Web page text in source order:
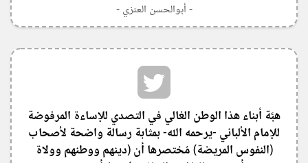
- أبوالحسن العنزي -
هبَّة أبناء هذا الوطن الغالي في التصدي للإساءة المرفوضة
للإمام الألباني -يرحمه الله- بمثابة رسالة واضحة لأصحاب
(النفوس المريضة) مُختصرها أن (دينهم ووطنهم وولاة